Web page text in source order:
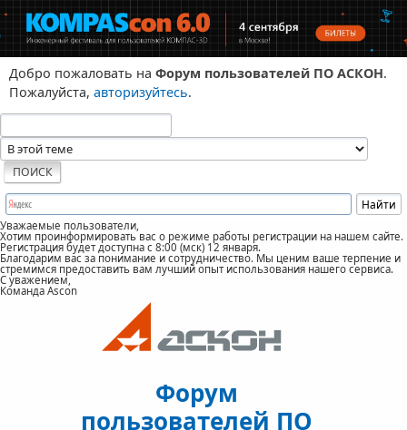
Добро пожаловать на Форум пользователей ПО АСКОН.
Пожалуйста, авторизуйтесь.
Уважаемые пользователи,
Хотим проинформировать вас о режиме работы регистрации на нашем сайте.
Регистрация будет доступна с 8:00 (мск) 12 января.
Благодарим вас за понимание и сотрудничество. Мы ценим ваше терпение и
стремимся предоставить вам лучший опыт использования нашего сервиса.
С уважением,
Команда Ascon
Форум
пользователей ПО